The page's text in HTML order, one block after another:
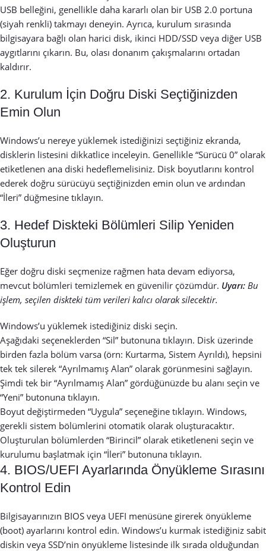
USB belleğini, genellikle daha kararlı olan bir USB 2.0 portuna
(siyah renkli) takmayı deneyin. Ayrıca, kurulum sırasında
bilgisayara bağlı olan harici disk, ikinci HDD/SSD veya diğer USB
aygıtlarını çıkarın. Bu, olası donanım çakışmalarını ortadan
kaldırır.
2. Kurulum İçin Doğru Diski Seçtiğinizden
Emin Olun
Windows’u nereye yüklemek istediğinizi seçtiğiniz ekranda,
disklerin listesini dikkatlice inceleyin. Genellikle “Sürücü 0” olarak
etiketlenen ana diski hedeflemelisiniz. Disk boyutlarını kontrol
ederek doğru sürücüyü seçtiğinizden emin olun ve ardından
“İleri” düğmesine tıklayın.
3. Hedef Diskteki Bölümleri Silip Yeniden
Oluşturun
Eğer doğru diski seçmenize rağmen hata devam ediyorsa,
mevcut bölümleri temizlemek en güvenilir çözümdür. Uyarı: Bu
işlem, seçilen diskteki tüm verileri kalıcı olarak silecektir.
Windows’u yüklemek istediğiniz diski seçin.
Aşağıdaki seçeneklerden “Sil” butonuna tıklayın. Disk üzerinde
birden fazla bölüm varsa (örn: Kurtarma, Sistem Ayrıldı), hepsini
tek tek silerek “Ayrılmamış Alan” olarak görünmesini sağlayın.
Şimdi tek bir “Ayrılmamış Alan” gördüğünüzde bu alanı seçin ve
“Yeni” butonuna tıklayın.
Boyut değiştirmeden “Uygula” seçeneğine tıklayın. Windows,
gerekli sistem bölümlerini otomatik olarak oluşturacaktır.
Oluşturulan bölümlerden “Birincil” olarak etiketleneni seçin ve
kurulumu başlatmak için “İleri” butonuna tıklayın.
4. BIOS/UEFI Ayarlarında Önyükleme Sırasını
Kontrol Edin
Bilgisayarınızın BIOS veya UEFI menüsüne girerek önyükleme
(boot) ayarlarını kontrol edin. Windows’u kurmak istediğiniz sabit
diskin veya SSD’nin önyükleme listesinde ilk sırada olduğundan